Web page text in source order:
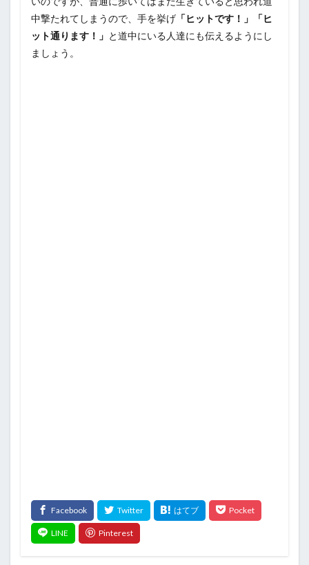
中撃たれてしまうので、手を挙げ 「ヒットです！」「ヒ
ット通ります！」 と道中にいる人達にも伝えるようにし
ましょう。